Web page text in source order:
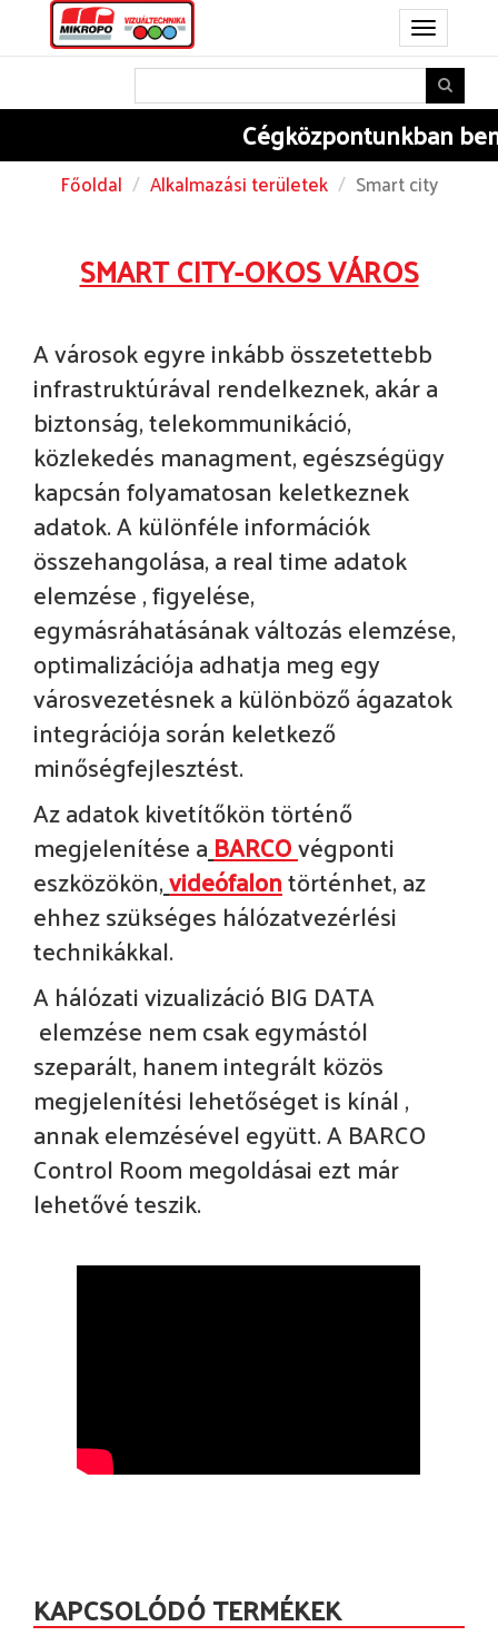
Toggle
navigation
Cégközpontunkban
Főoldal Alkalmazási területek Smart city
SMART CITY-OKOS VÁROS
A városok egyre inkább összetettebb
infrastruktúrával rendelkeznek, akár a
biztonság, telekommunikáció,
közlekedés managment, egészségügy
kapcsán folyamatosan keletkeznek
adatok. A különféle információk
összehangolása, a real time adatok
elemzése , figyelése,
egymásráhatásának változás elemzése,
optimalizációja adhatja meg egy
városvezetésnek a különböző ágazatok
integrációja során keletkező
minőségfejlesztést.
Az adatok kivetítőkön történő
megjelenítése aBARCOvégponti
eszközökön,videófalontörténhet, az
ehhez szükséges hálózatvezérlési
technikákkal.
A hálózati vizualizáció BIG DATA
elemzése nem csak egymástól
szeparált, hanem integrált közös
megjelenítési lehetőséget is kínál ,
annak elemzésével együtt. A BARCO
Control Room megoldásai ezt már
lehetővé teszik.
KAPCSOLÓDÓ TERMÉKEK